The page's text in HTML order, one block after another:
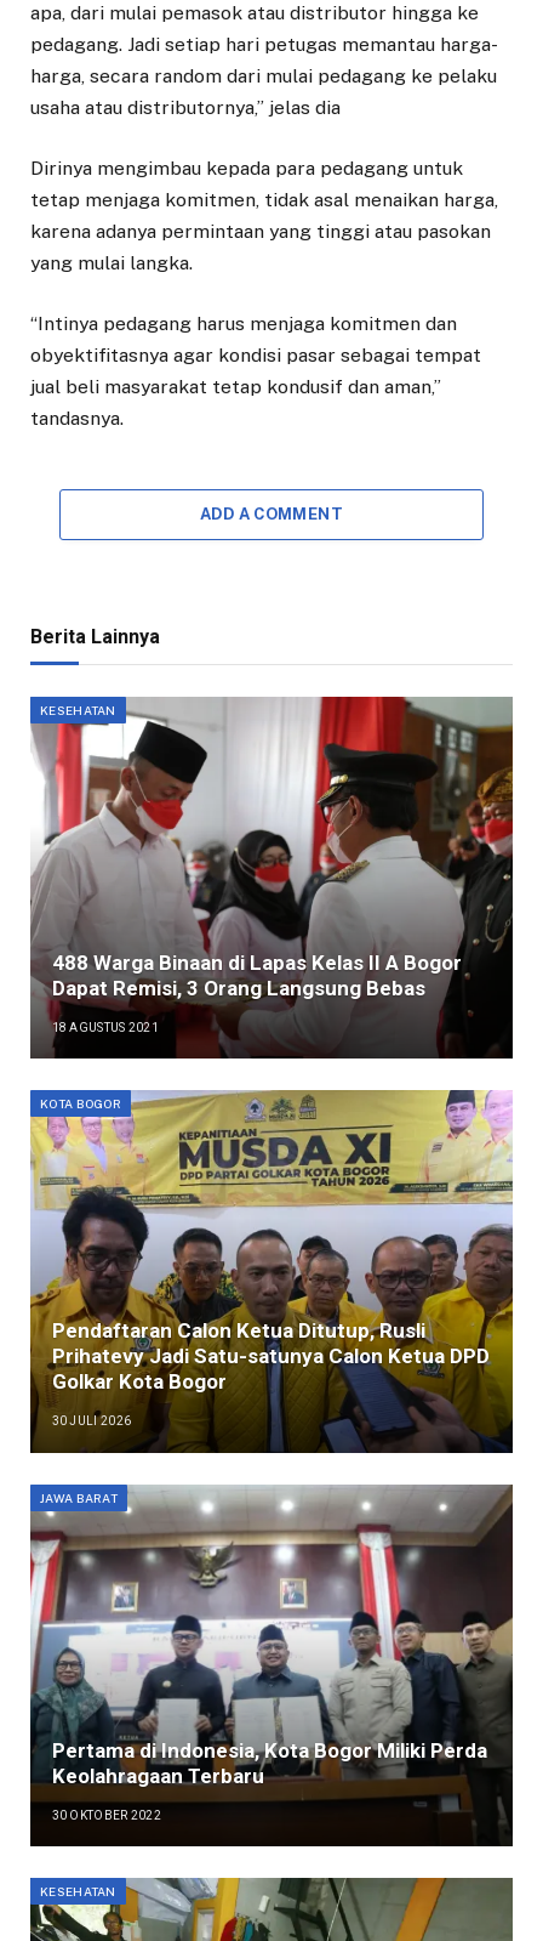
apa, dari mulai pemasok atau distributor hingga ke
pedagang. Jadi setiap hari petugas memantau harga-
harga, secara random dari mulai pedagang ke pelaku
usaha atau distributornya,” jelas dia
Dirinya mengimbau kepada para pedagang untuk
tetap menjaga komitmen, tidak asal menaikan harga,
karena adanya permintaan yang tinggi atau pasokan
yang mulai langka.
“Intinya pedagang harus menjaga komitmen dan
obyektifitasnya agar kondisi pasar sebagai tempat
jual beli masyarakat tetap kondusif dan aman,”
tandasnya.
ADD A COMMENT
Berita Lainnya
KESEHATAN
488 Warga Binaan di Lapas Kelas II A Bogor
Dapat Remisi, 3 Orang Langsung Bebas
18 AGUSTUS 2021
KOTA BOGOR
Pendaftaran Calon Ketua Ditutup, Rusli
Prihatevy Jadi Satu-satunya Calon Ketua DPD
Golkar Kota Bogor
30 JULI 2026
JAWA BARAT
Pertama di Indonesia, Kota Bogor Miliki Perda
Keolahragaan Terbaru
30 OKTOBER 2022
KESEHATAN